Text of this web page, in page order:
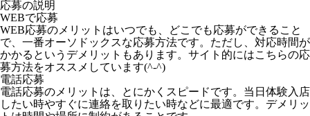
応募の説明
WEBで応募
WEB応募のメリットはいつでも、どこでも応募ができること
で、一番オーソドックスな応募方法です。ただし、対応時間が
かかるというデメリットもあります。サイト的にはこちらの応
募方法をオススメしています(^-^)
電話応募
電話応募のメリットは、とにかくスピードです。当日体験入店
したい時やすぐに連絡を取りたい時などに最適です。デメリッ